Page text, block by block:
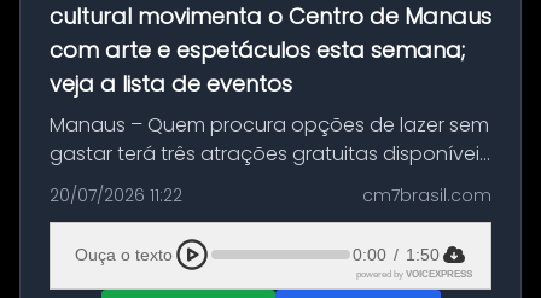
cultural movimenta o Centro de Manaus
com arte e espetáculos esta semana;
veja a lista de eventos
Manaus – Quem procura opções de lazer sem
gastar terá três atrações gratuitas disponíveis
entre esta segunda-feira (20) e quinta-feira
(23). A programação inclui uma exposição
dedicada à história das ...
20/07/2026 11:22 cm7brasil.com
Ouça o texto 0:00 / 1:50
powered by VOICEXPRESS